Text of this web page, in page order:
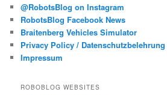
@RobotsBlog on Instagram
RobotsBlog Facebook News
Braitenberg Vehicles Simulator
Privacy Policy / Datenschutzbelehrung
Impressum
ROBOBLOG WEBSITES